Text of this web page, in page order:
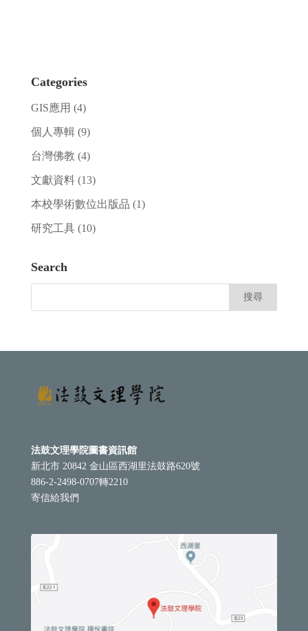
Categories
GIS應用 (4)
個人專輯(9)
台灣佛教 (4)
文獻資料(13)
本校學術數位出版品 (1)
研究工具(10)
Search
法鼓文理學院圖書資訊館
新北市 20842 金山區西湖里法鼓路620號
886-2-2498-0707轉2210
寄信給我們